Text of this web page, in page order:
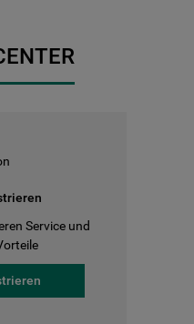
Service und